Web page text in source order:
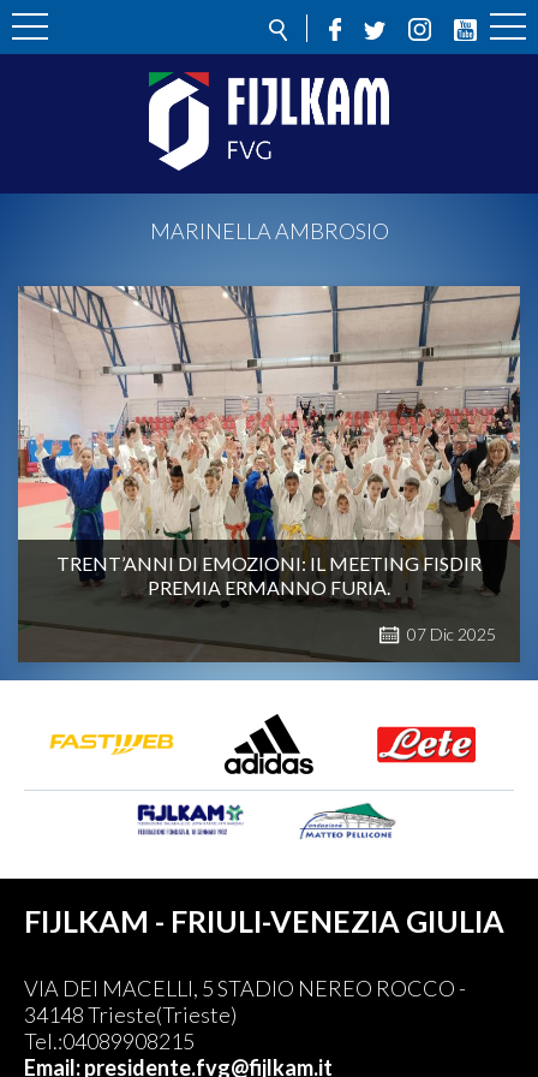
MARINELLA AMBROSIO
TRENT’ANNI DI EMOZIONI: IL MEETING FISDIR
PREMIA ERMANNO FURIA.
07 Dic 2025
FIJLKAM - FRIULI-VENEZIA GIULIA
VIA DEI MACELLI, 5 STADIO NEREO ROCCO -
34148 Trieste(Trieste)
Tel.:04089908215
Email: presidente.fvg@fijlkam.it